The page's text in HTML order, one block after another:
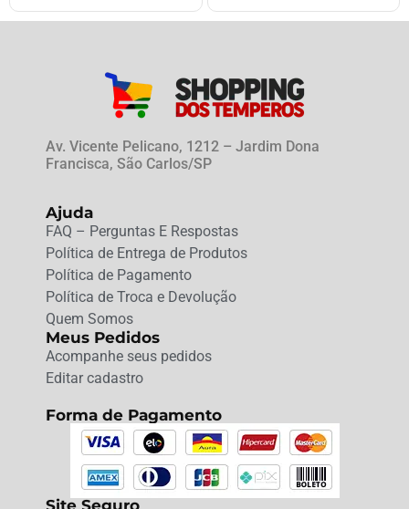
Av. Vicente Pelicano, 1212 – Jardim Dona
Francisca, São Carlos/SP
Ajuda
FAQ – Perguntas E Respostas
Política de Entrega de Produtos
Política de Pagamento
Política de Troca e Devolução
Quem Somos
Meus Pedidos
Acompanhe seus pedidos
Editar cadastro
Forma de Pagamento
Site Seguro